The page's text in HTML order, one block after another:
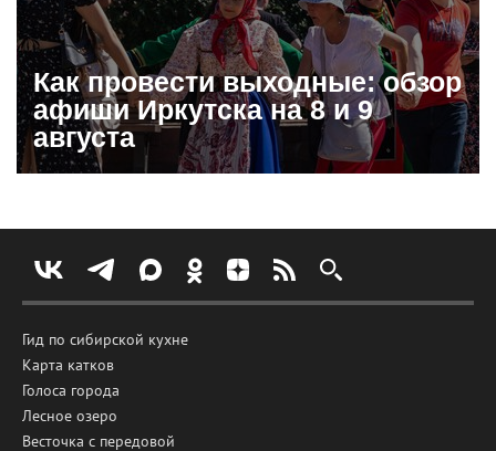
Как провести выходные: обзор
афиши Иркутска на 8 и 9
августа
Гид по сибирской кухне
Карта катков
Голоса города
Лесное озеро
Весточка с передовой